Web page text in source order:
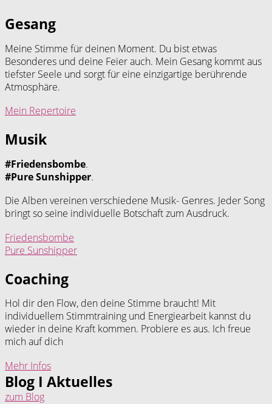
Gesang
Meine Stimme für deinen Moment. Du bist etwas
Besonderes und deine Feier auch. Mein Gesang kommt aus
tiefster Seele und sorgt für eine einzigartige berührende
Atmosphäre.
Mein Repertoire
Musik
#Friedensbombe.
#Pure Sunshipper.
Die Alben vereinen verschiedene Musik- Genres. Jeder Song
bringt so seine individuelle Botschaft zum Ausdruck.
Friedensbombe
Pure Sunshipper
Coaching
Hol dir den Flow, den deine Stimme braucht! Mit
individuellem Stimmtraining und Energiearbeit kannst du
wieder in deine Kraft kommen. Probiere es aus. Ich freue
mich auf dich
Mehr Infos
Blog I Aktuelles
zum Blog